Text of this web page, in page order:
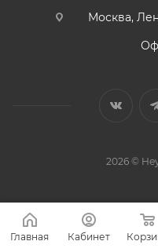
Москва,
2026 ©
Главная Кабинет